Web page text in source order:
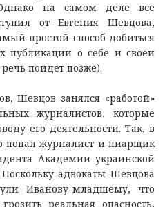
на самом деле все
от Евгения Шевцова,
простой способ добиться
публикаций о себе и своей
пойдет позже).
Шевцов занялся «работой»
журналистов, которые
его деятельности. Так, в
попал журналист и пиарщик
Академии украинской
адвокаты Шевцова
Иванову-младшему, что
реальная опасность,